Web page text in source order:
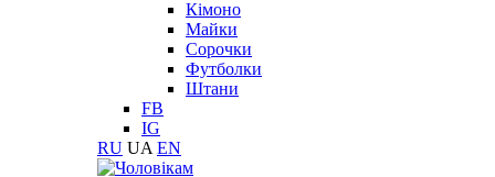
Кімоно
Майки
Сорочки
Футболки
Штани
FB
IG
RU UA EN